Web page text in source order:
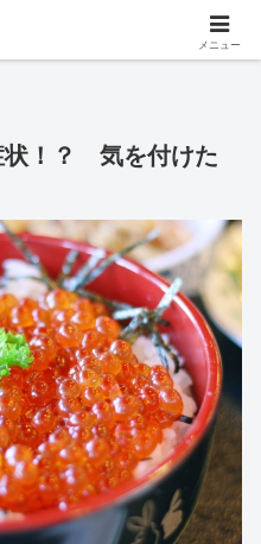
を掲載しています。
状！？ 気を付けた
メニュー